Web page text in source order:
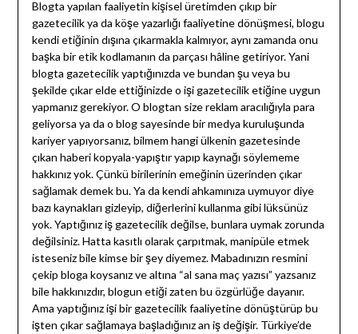
Blogta yapılan faaliyetin kişisel üretimden çıkıp bir
gazetecilik ya da köşe yazarlığı faaliyetine dönüşmesi, blogu
kendi etiğinin dışına çıkarmakla kalmıyor, aynı zamanda onu
başka bir etik kodlamanın da parçası hâline getiriyor. Yani
blogta gazetecilik yaptığınızda ve bundan şu veya bu
şekilde çıkar elde ettiğinizde o işi gazetecilik etiğine uygun
yapmanız gerekiyor. O blogtan size reklam aracılığıyla para
geliyorsa ya da o blog sayesinde bir medya kuruluşunda
kariyer yapıyorsanız, bilmem hangi ülkenin gazetesinde
çıkan haberi kopyala-yapıştır yapıp kaynağı söylememe
hakkınız yok. Çünkü birilerinin emeğinin üzerinden çıkar
sağlamak demek bu. Ya da kendi ahkamınıza uymuyor diye
bazı kaynakları gizleyip, diğerlerini kullanma gibi lüksünüz
yok. Yaptığınız iş gazetecilik değilse, bunlara uymak zorunda
değilsiniz. Hatta kasıtlı olarak çarpıtmak, manipüle etmek
isteseniz bile kimse bir şey diyemez. Mabadınızın resmini
çekip bloga koysanız ve altına “al sana maç yazısı” yazsanız
bile hakkınızdır, blogun etiği zaten bu özgürlüğe dayanır.
Ama yaptığınız işi bir gazetecilik faaliyetine dönüştürüp bu
işten çıkar sağlamaya başladığınız an iş değişir. Türkiye’de